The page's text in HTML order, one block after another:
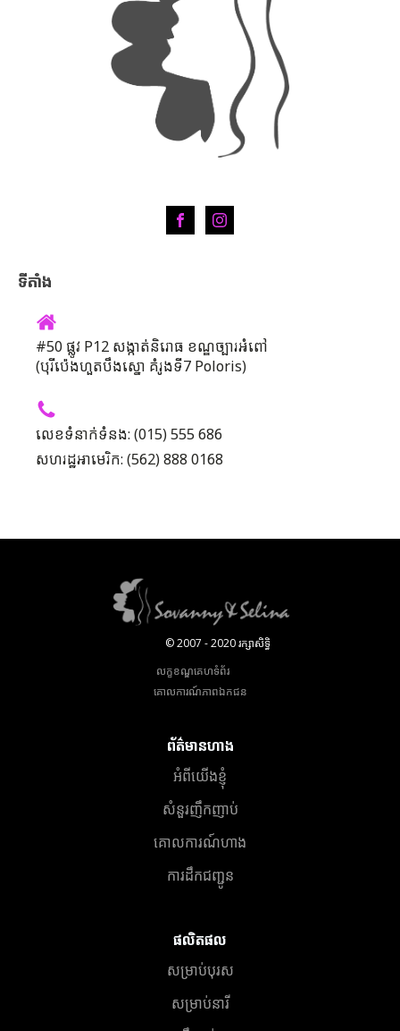
ទីតាំង
#50 ផ្លូវ P12 សង្កាត់និរោធ ខណ្ឌច្បារអំពៅ
(បុរីប៉េងហួតបឹងស្នោ គំរូងទី7 Poloris)
លេខទំនាក់ទំនង: (015) 555 686
សហរដ្ឋអាមេរិក: (562) 888 0168
© 2007 - 2020 រក្សាសិទ្ធិ
លក្ខខណ្ឌគេហទំព័រ
គោលការណ៍​ភាព​ឯកជន
ព័ត៌មានហាង
អំពីយើងខ្ញុំ
សំនួរញឹកញាប់
គោលការណ៍ហាង
ការដឹកជញ្ជូន
ផលិតផល
សម្រាប់បុរស
សម្រាប់នារី